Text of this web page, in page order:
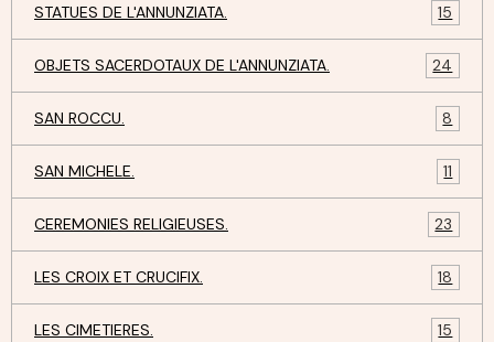
STATUES DE L'ANNUNZIATA. 15
OBJETS SACERDOTAUX DE L'ANNUNZIATA. 24
SAN ROCCU. 8
SAN MICHELE. 11
CEREMONIES RELIGIEUSES. 23
LES CROIX ET CRUCIFIX. 18
LES CIMETIERES. 15